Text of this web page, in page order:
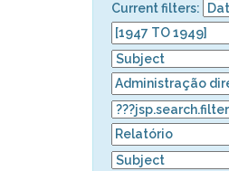
Current filters: